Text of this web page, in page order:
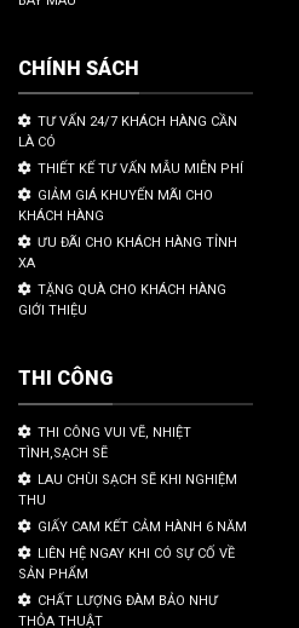
CHÍNH SÁCH
TƯ VẤN 24/7 KHÁCH HÀNG CẦN
LÀ CÓ
THIẾT KẾ TƯ VẤN MẪU MIỄN PHÍ
GIẢM GIÁ KHUYẾN MÃI CHO
KHÁCH HÀNG
ƯU ĐÃI CHO KHÁCH HÀNG TỈNH
XA
TẶNG QUÀ CHO KHÁCH HÀNG
GIỚI THIỆU
THI CÔNG
THI CÔNG VUI VẼ, NHIỆT
TÌNH,SẠCH SẼ
LAU CHÙI SẠCH SẼ KHI NGHIỆM
THU
GIẤY CAM KẾT CẢM HÀNH 6 NĂM
LIÊN HỆ NGAY KHI CÓ SỰ CỐ VỀ
SẢN PHẨM
CHẤT LƯỢNG ĐÀM BẢO NHƯ
THỎA THUẬT